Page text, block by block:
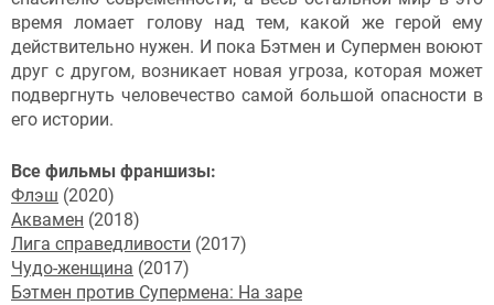
время ломает голову над тем, какой же герой ему
действительно нужен. И пока Бэтмен и Супермен воюют
друг с другом, возникает новая угроза, которая может
подвергнуть человечество самой большой опасности в
его истории.
Все фильмы франшизы:
Флэш (2020)
Аквамен (2018)
Лига справедливости (2017)
Чудо-женщина (2017)
Бэтмен против Супермена: На заре